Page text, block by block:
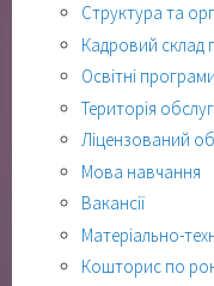
Структура та
Кадровий склад
Освітні програми
Територія
Ліцензований
Мова навчання
Вакансії
Матеріально-
Кошторис по